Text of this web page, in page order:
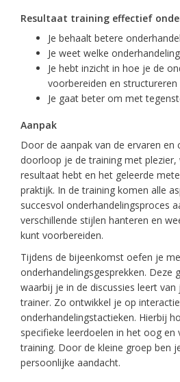
Resultaat training effectief
Je behaalt betere
Je weet welke
Je hebt inzicht in hoe je de
voorbereiden en structureren
Je gaat beter om met
Aanpak
Door de aanpak van de ervaren en
doorloop je de training met
resultaat hebt en het geleerde
praktijk. In de training komen alle
succesvol onderhandelingsproces
verschillende stijlen hanteren en
kunt voorbereiden.
Tijdens de bijeenkomst oefen je
onderhandelingsgesprekken. Deze
waarbij je in de discussies leert
trainer. Zo ontwikkel je op
onderhandelingstactieken. Hierbij
specifieke leerdoelen in het oog en
training. Door de kleine groep ben
persoonlijke aandacht.